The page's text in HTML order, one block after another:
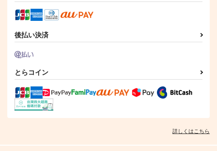
後払い決済
とらコイン
詳しくはこちら